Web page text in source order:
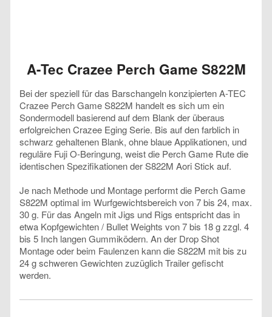
A-Tec Crazee Perch Game S822M
Bei der speziell für das Barschangeln konzipierten A-TEC
Crazee Perch Game S822M handelt es sich um ein
Sondermodell basierend auf dem Blank der überaus
erfolgreichen Crazee Eging Serie. Bis auf den farblich in
schwarz gehaltenen Blank, ohne blaue Applikationen, und
reguläre Fuji O-Beringung, weist die Perch Game Rute die
identischen Spezifikationen der S822M Aori Stick auf.
Je nach Methode und Montage performt die Perch Game
S822M optimal im Wurfgewichtsbereich von 7 bis 24, max.
30 g. Für das Angeln mit Jigs und Rigs entspricht das in
etwa Kopfgewichten / Bullet Weights von 7 bis 18 g zzgl. 4
bis 5 Inch langen Gummiködern. An der Drop Shot
Montage oder beim Faulenzen kann die S822M mit bis zu
24 g schweren Gewichten zuzüglich Trailer gefischt
werden.